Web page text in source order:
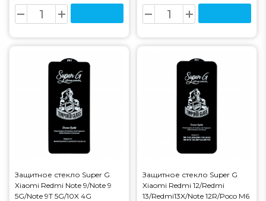
Защитное стекло Super G
Xiaomi Redmi Note 9/Note 9
5G/Note 9T 5G/10X 4G
Защитное стекло Super G
Xiaomi Redmi 12/Redmi
13/Redmi13X/Note 12R/Poco M6